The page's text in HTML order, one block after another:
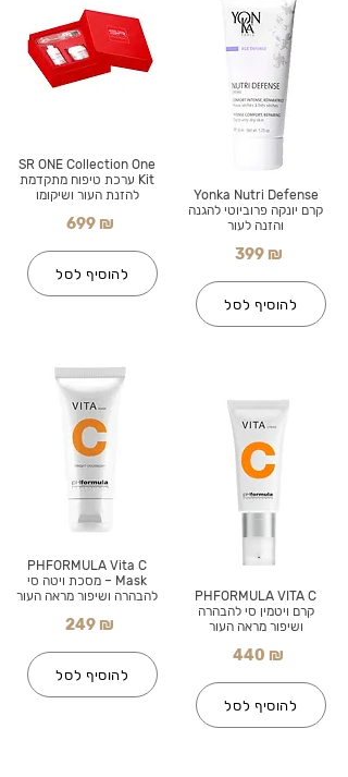
SR ONE Collection One
Kit ערכת טיפוח מתקדמת
להזנת העור ושיקומו
699 ₪
להוסיף לסל
PHFORMULA Vita C
Mask – מסכת ויטה סי
להבהרה ושיפור מראה העור
249 ₪
להוסיף לסל
Yonka Nutri Defense
קרם יונקה פרוביוטי להגנה
והזנה לעור
399 ₪
להוסיף לסל
PHFORMULA VITA C
קרם ויטמין סי להבהרה
ושיפור מראה העור
440 ₪
להוסיף לסל